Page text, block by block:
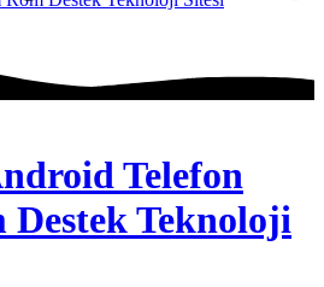
Telefon
Destek Teknoloji